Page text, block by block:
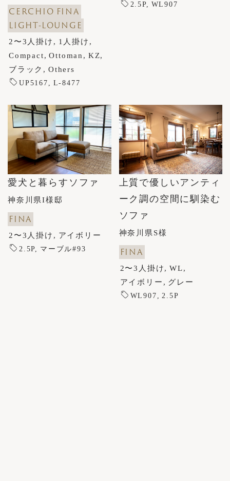
CERCHIO FINA
LIGHT-LOUNGE
2〜3人掛け
1人掛け
Compact
Ottoman
KZ
ブラック
Others
UP5167 L-8477
2.5P WL907
愛犬と暮らすソファ
神奈川県I様邸
FINA
2〜3人掛け アイボリー
2.5P マーブル#93
上質で優しいアンティ
ーク調の空間に馴染む
ソファ
神奈川県S様
FINA
2〜3人掛け
WL
アイボリー
グレー
WL907 2.5P